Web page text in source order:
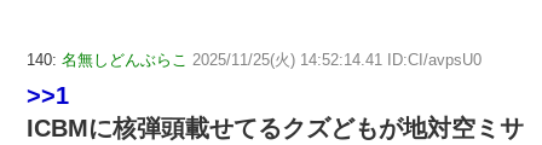
140: 名無しどんぶらこ 2025/11/25(火) 14:52:14.41 ID:CI/avpsU0
>>1
ICBMに核弾頭載せてるクズどもが地対空ミサ